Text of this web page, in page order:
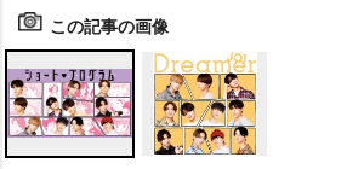
この記事の画像